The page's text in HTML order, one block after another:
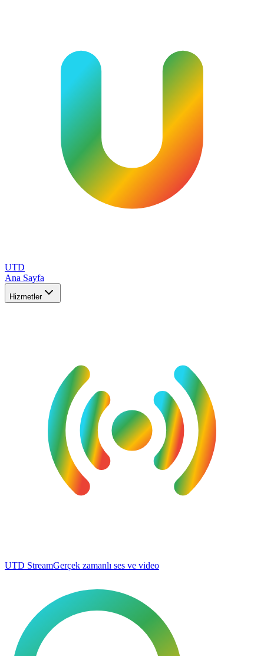
UTD
Ana Sayfa
Hizmetler
UTD StreamGerçek zamanlı ses ve video